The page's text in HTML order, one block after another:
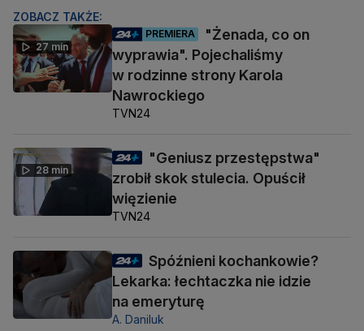
ZOBACZ TAKŻE:
27 min
PREMIERA
"Żenada, co on
wyprawia". Pojechaliśmy
w rodzinne strony Karola
Nawrockiego
TVN24
28 min
"Geniusz przestępstwa"
zrobił skok stulecia. Opuścił
więzienie
TVN24
Spóźnieni kochankowie?
Lekarka: łechtaczka nie idzie
na emeryturę
A. Daniluk